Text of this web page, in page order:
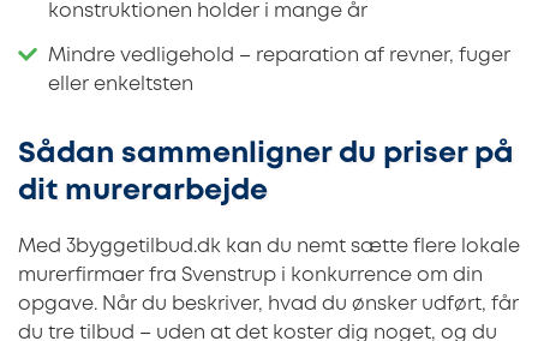
konstruktionen holder i mange år
Mindre vedligehold – reparation af revner, fuger
eller enkeltsten
Sådan sammenligner du priser på
dit murerarbejde
Med 3byggetilbud.dk kan du nemt sætte flere lokale
murerfirmaer fra Svenstrup i konkurrence om din
opgave. Når du beskriver, hvad du ønsker udført, får
du tre tilbud – uden at det koster dig noget, og du